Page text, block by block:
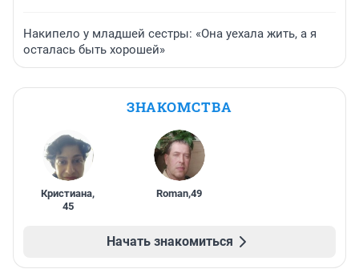
Накипело у младшей сестры: «Она уехала жить, а я
осталась быть хорошей»
ЗНАКОМСТВА
Кристиана,
45
Roman,49
Начать знакомиться